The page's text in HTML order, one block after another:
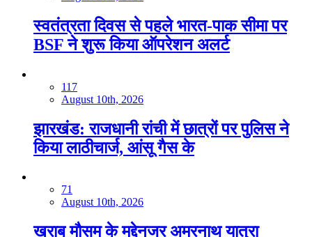
स्वतंत्रता दिवस से पहले भारत-पाक सीमा पर
BSF ने शुरू किया ऑपरेशन अलर्ट
117
August 10th, 2026
झारखंड: राजधानी रांची में छात्रों पर पुलिस ने
किया लाठीचार्ज, आंसू गैस के
71
August 10th, 2026
खराब मौसम के मद्देनजर अमरनाथ यात्रा